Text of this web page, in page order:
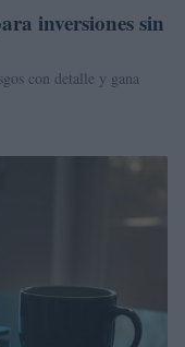
inversiones sin
con detalle y gana